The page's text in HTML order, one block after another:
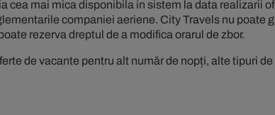
mai mica disponibila in sistem la data realizarii
companiei aeriene. City Travels nu poate
rezerva dreptul de a modifica orarul de zbor.
de vacante pentru alt număr de nopți, alte tipuri